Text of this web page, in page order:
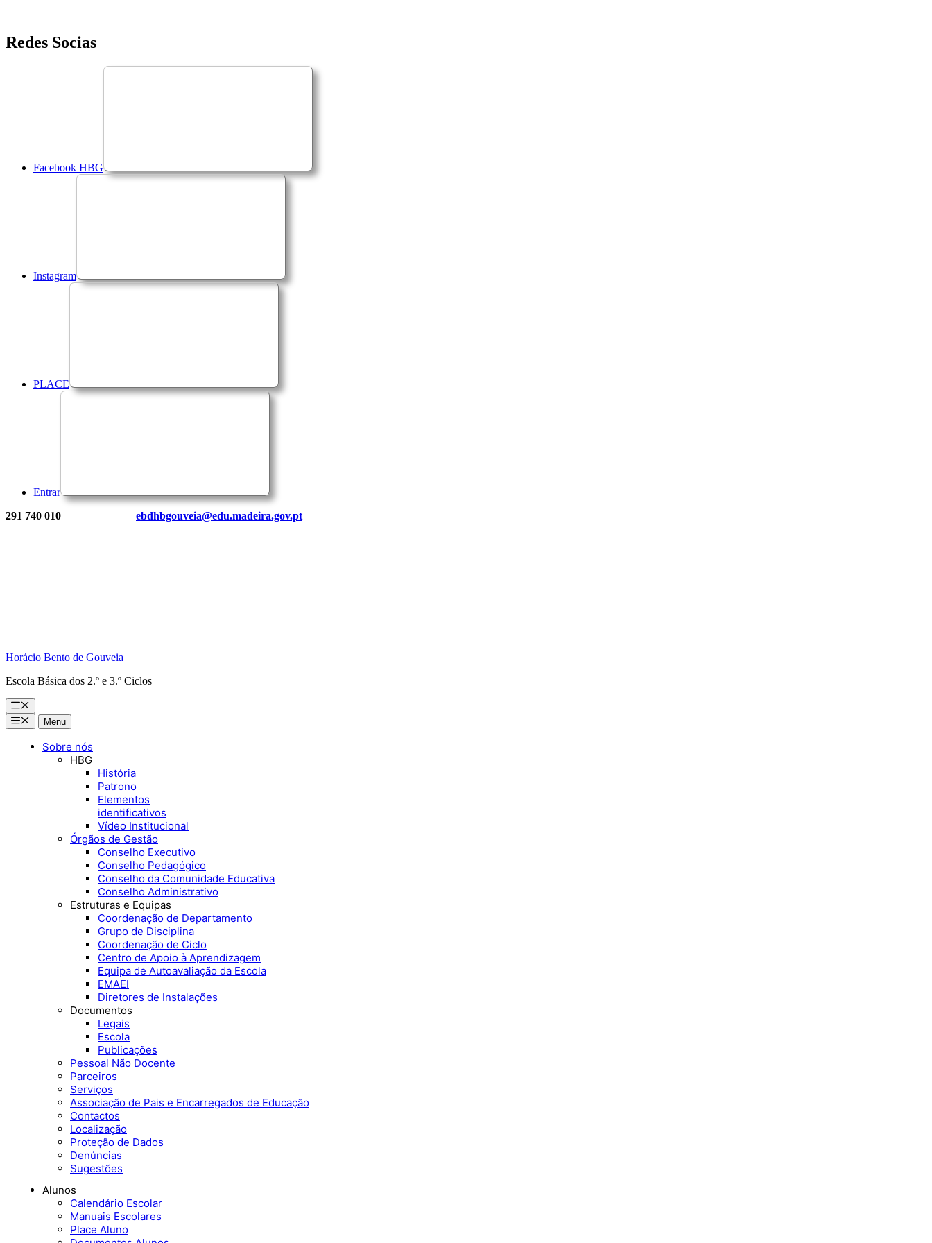
Saltar
para
Redes Socias
Facebook HBG
Instagram
PLACE
Entrar
291 740 010 ebdhbgouveia@edu.madeira.gov.pt
Horácio Bento de Gouveia
Escola Básica dos 2.º e 3.º Ciclos
Menu
MenuMenu
Sobre nós
HBG
História
Patrono
Elementos
identificativos
Vídeo Institucional
Órgãos de Gestão
Conselho Executivo
Conselho Pedagógico
Conselho da Comunidade Educativa
Conselho Administrativo
Estruturas e Equipas
Coordenação de Departamento
Grupo de Disciplina
Coordenação de Ciclo
Centro de Apoio à Aprendizagem
Equipa de Autoavaliação da Escola
EMAEI
Diretores de Instalações
Documentos
Legais
Escola
Publicações
Pessoal Não Docente
Parceiros
Serviços
Associação de Pais e Encarregados de Educação
Contactos
Localização
Proteção de Dados
Denúncias
Sugestões
Alunos
Calendário Escolar
Manuais Escolares
Place Aluno